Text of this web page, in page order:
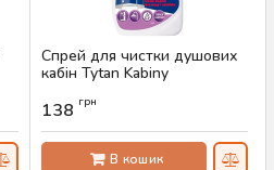
Спрей для чистки душових
кабін Tytan Kabiny
Артикул:
138 грн
В кошик